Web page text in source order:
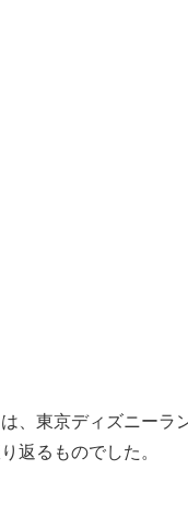
、東京ディズニーラ
返るものでした。